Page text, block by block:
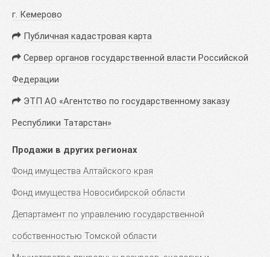
г. Кемерово
Публичная кадастровая карта
Сервер органов государственной власти Российской
Федерации
ЭТП АО «Агентство по государственному заказу
Республики Татарстан»
Продажи в других регионах
Фонд имущества Алтайского края
Фонд имущества Новосибирской области
Департамент по управлению государственной
собственностью Томской области